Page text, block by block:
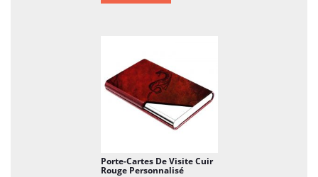
Porte-Cartes De Visite Cuir
Rouge Personnalisé